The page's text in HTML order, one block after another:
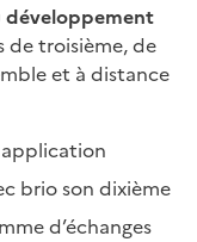
de troisième, de
et à distance
application
brio son dixième
d’échanges